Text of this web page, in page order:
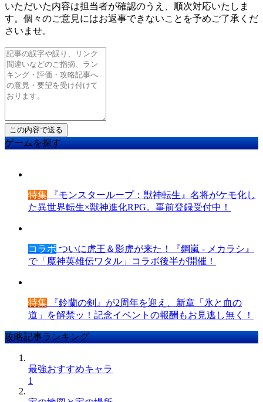
いただいた内容は担当者が確認のうえ、順次対応いたしま
す。個々のご意見にはお返事できないことを予めご了承くだ
さいませ。
ゲームを探す
特集 『モンスターループ：獣神転生』名将がケモ化し
た異世界転生×獣神進化RPG。事前登録受付中！
コラボ ついに虎王＆影虎が来た！『鋼嵐 - メカラシ』
で「魔神英雄伝ワタル」コラボ後半が開催！
特集 『鈴蘭の剣』が2周年を迎え、新章「氷と血の
道」を解禁ッ！記念イベントの報酬もお見逃し無く！
攻略記事ランキング
最強おすすめキャラ
1